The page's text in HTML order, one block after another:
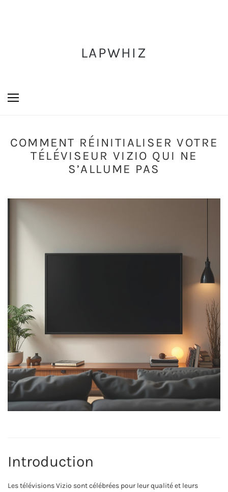
LAPWHIZ
COMMENT RÉINITIALISER VOTRE
TÉLÉVISEUR VIZIO QUI NE
S’ALLUME PAS
Introduction
Les télévisions Vizio sont célébrées pour leur qualité et leurs